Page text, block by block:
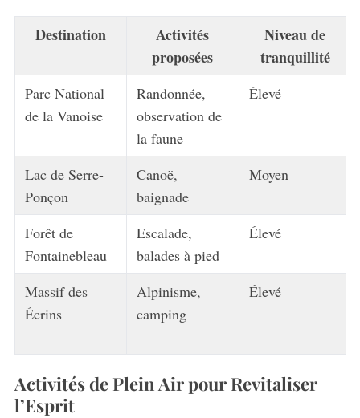
Destination
Activités
proposées
Niveau de
tranquillité
Parc National
de la Vanoise
Randonnée,
observation de
la faune
Élevé
Lac de Serre-
Ponçon
Canoë,
baignade
Moyen
Forêt de
Fontainebleau
Escalade,
balades à pied
Élevé
Massif des
Écrins
Alpinisme,
camping
Élevé
Activités de Plein Air pour Revitaliser
l’Esprit